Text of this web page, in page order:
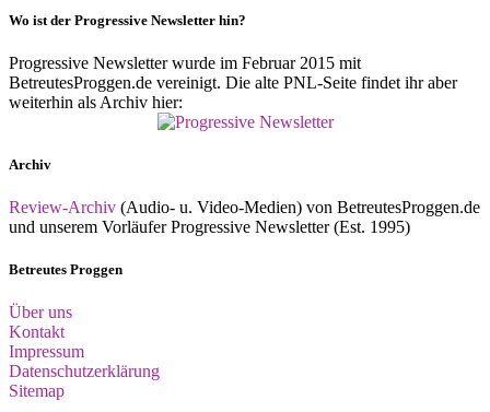
Wo ist der Progressive Newsletter hin?
Progressive Newsletter wurde im Februar 2015 mit
BetreutesProggen.de vereinigt. Die alte PNL-Seite findet ihr aber
weiterhin als Archiv hier:
Archiv
Review-Archiv (Audio- u. Video-Medien) von BetreutesProggen.de
und unserem Vorläufer Progressive Newsletter (Est. 1995)
Betreutes Proggen
Über uns
Kontakt
Impressum
Datenschutzerklärung
Sitemap